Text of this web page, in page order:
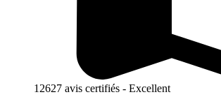
12627 avis certifiés - Excellent